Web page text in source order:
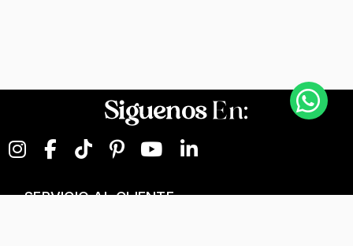
SiguenosEn:
SERVICIO AL CLIENTE